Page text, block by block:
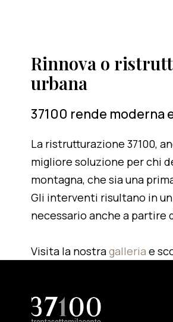
Rinnova o
urbana
37100 rende moderna
La ristrutturazione 37100,
migliore soluzione per chi
montagna, che sia una
Gli interventi risultano in
necessario anche a partire
Visita la nostragalleria e